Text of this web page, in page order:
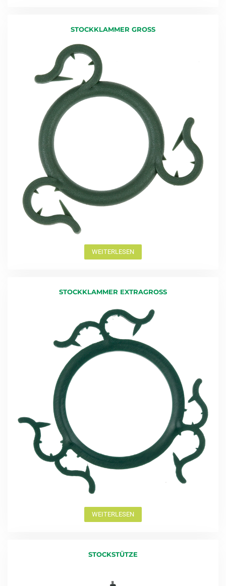
STOCKKLAMMER GROSS
WEITERLESEN
STOCKKLAMMER EXTRAGROSS
WEITERLESEN
STOCKSTÜTZE